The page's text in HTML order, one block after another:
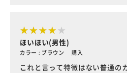
ほいほい(男性)
カラー : ブラウン 購入
これと言って特徴はない普通の